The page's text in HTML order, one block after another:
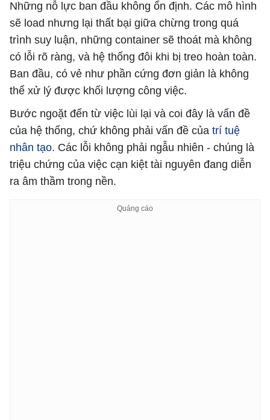
Những nỗ lực ban đầu không ổn định. Các mô hình
sẽ load nhưng lại thất bại giữa chừng trong quá
trình suy luận, những container sẽ thoát mà không
có lỗi rõ ràng, và hệ thống đôi khi bị treo hoàn toàn.
Ban đầu, có vẻ như phần cứng đơn giản là không
thể xử lý được khối lượng công việc.
Bước ngoặt đến từ việc lùi lại và coi đây là vấn đề
của hệ thống, chứ không phải vấn đề của trí tuệ
nhân tạo. Các lỗi không phải ngẫu nhiên - chúng là
triệu chứng của việc cạn kiệt tài nguyên đang diễn
ra âm thầm trong nền.